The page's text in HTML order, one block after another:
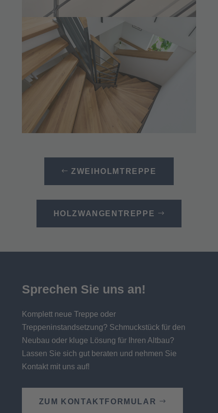
ZWEIHOLMTREPPE
HOLZWANGENTREPPE
Sprechen Sie uns an!
Komplett neue Treppe oder
Treppeninstandsetzung? Schmuckstück für den
Neubau oder kluge Lösung für Ihren Altbau?
Lassen Sie sich gut beraten und nehmen Sie
Kontakt mit uns auf!
ZUM KONTAKT­FORMULAR